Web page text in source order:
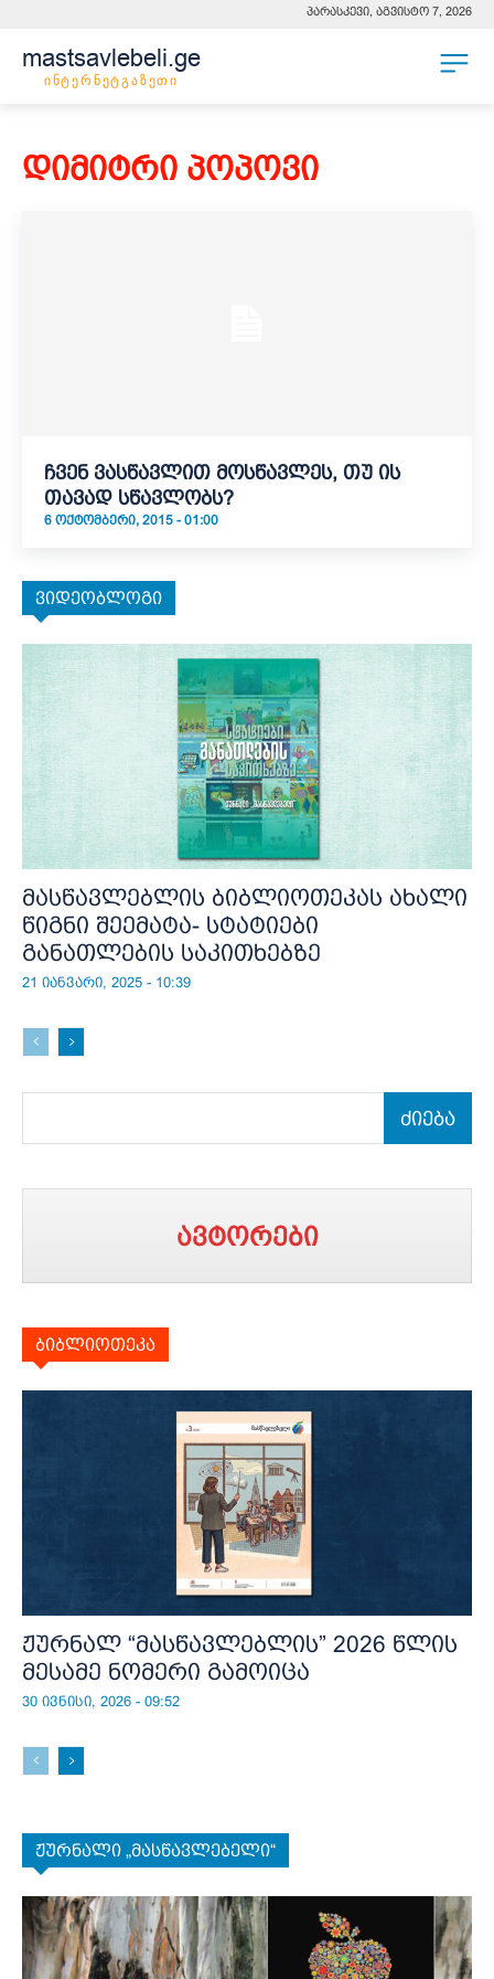
პარასკევი, აგვისტო 7, 2026
mastsavlebeli.ge
ინტერნეტგაზეთი
დიმიტრი პოპოვი
ჩვენ ვასწავლით მოსწავლეს, თუ ის
თავად სწავლობს?
6 ᲝᲥᲢᲝᲛᲑᲔᲠᲘ, 2015 - 01:00
ვიდეობლოგი
მასწავლებლის ბიბლიოთეკას ახალი
წიგნი შეემატა- სტატიები
განათლების საკითხებზე
21 იანვარი, 2025 - 10:39
ძიება
ავტორები
ბიბლიოთეკა
ჟურნალ “მასწავლებლის” 2026 წლის
მესამე ნომერი გამოიცა
30 ივნისი, 2026 - 09:52
ჟურნალი „მასწავლებელი“